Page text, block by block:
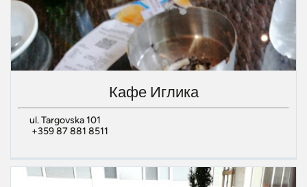
Кафе Иглика
ul. Targovska 101
+359 87 881 8511